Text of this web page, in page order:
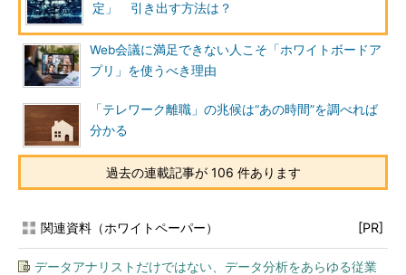
定」 引き出す方法は？
Web会議に満足できない人こそ「ホワイトボードア
プリ」を使うべき理由
「テレワーク離職」の兆候は“あの時間”を調べれば
分かる
過去の連載記事が 106 件あります
関連資料（ホワイトペーパー） [PR]
データアナリストだけではない、データ分析をあらゆる従業